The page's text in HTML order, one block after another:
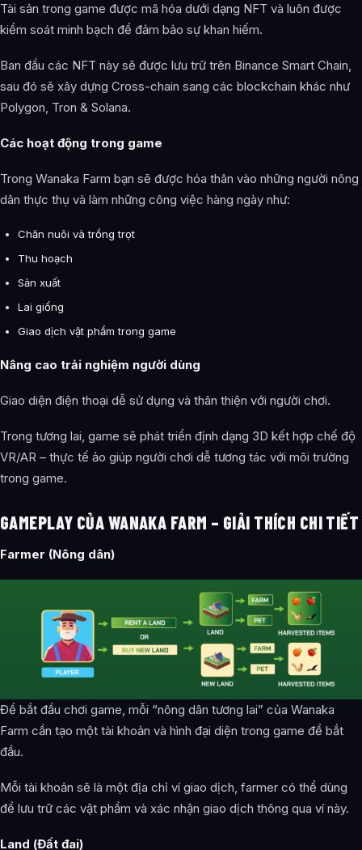
Tài sản trong game được mã hóa dưới dạng NFT và luôn được
kiểm soát minh bạch để đảm bảo sự khan hiếm.
Ban đầu các NFT này sẽ được lưu trữ trên Binance Smart Chain,
sau đó sẽ xây dựng Cross-chain sang các blockchain khác như
Polygon, Tron & Solana.
Các hoạt động trong game
Trong Wanaka Farm bạn sẽ được hóa thân vào những người nông
dân thực thụ và làm những công việc hàng ngày như:
Chăn nuôi và trồng trọt
Thu hoạch
Sản xuất
Lai giống
Giao dịch vật phẩm trong game
Nâng cao trải nghiệm người dùng
Giao diện điện thoại dễ sử dụng và thân thiện với người chơi.
Trong tương lai, game sẽ phát triển định dạng 3D kết hợp chế độ
VR/AR – thực tế ảo giúp người chơi dễ tương tác với môi trường
trong game.
GAMEPLAY CỦA WANAKA FARM – GIẢI THÍCH CHI TIẾT
Farmer (Nông dân)
Để bắt đầu chơi game, mỗi “nông dân tương lai” của Wanaka
Farm cần tạo một tài khoản và hình đại diện trong game để bắt
đầu.
Mỗi tài khoản sẽ là một địa chỉ ví giao dịch, farmer có thể dùng
để lưu trữ các vật phẩm và xác nhận giao dịch thông qua ví này.
Land (Đất đai)